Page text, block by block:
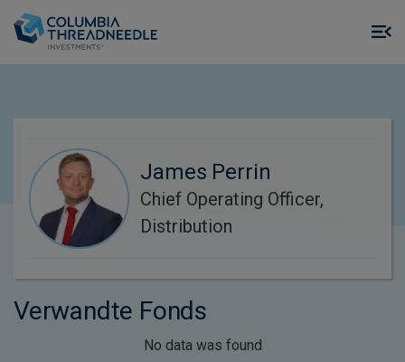
James Perrin
Chief Operating Officer,
Distribution
Verwandte Fonds
No data was found